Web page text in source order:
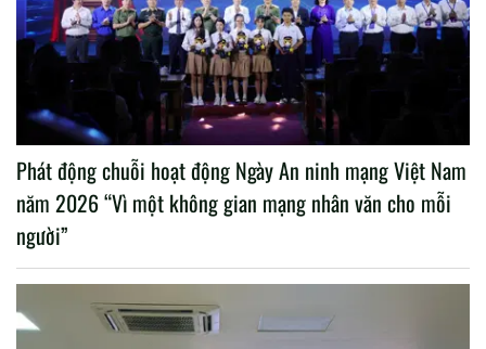
Phát động chuỗi hoạt động Ngày An ninh mạng Việt Nam
năm 2026 “Vì một không gian mạng nhân văn cho mỗi
người”